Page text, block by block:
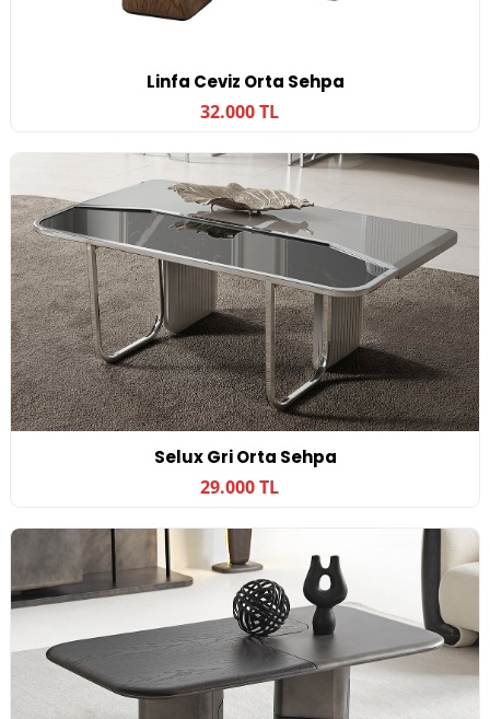
Linfa Ceviz Orta Sehpa
32.000 TL
Selux Gri Orta Sehpa
29.000 TL